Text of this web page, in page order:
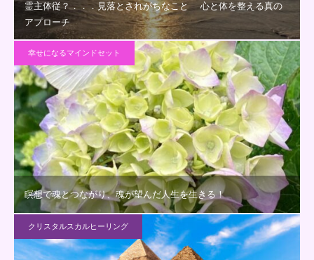
霊主体従？．．．見落とされがちなこと 心と体を整える真の
アプローチ
幸せになるマインドセット
瞑想で魂とつながり、魂が望んだ人生を生きる！
クリスタルスカルヒーリング